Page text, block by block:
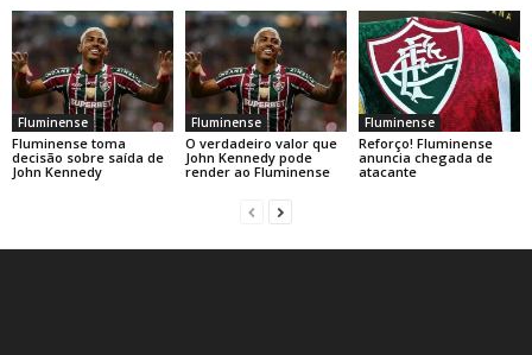
Fluminense
Fluminense toma
decisão sobre saída de
John Kennedy
Fluminense
O verdadeiro valor que
John Kennedy pode
render ao Fluminense
Fluminense
Reforço! Fluminense
anuncia chegada de
atacante